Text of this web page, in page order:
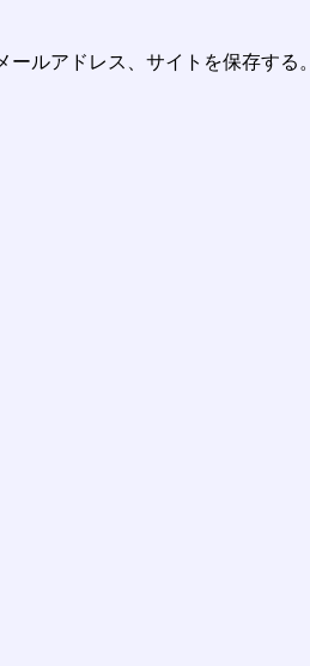
ルアドレス、サイトを保存する。